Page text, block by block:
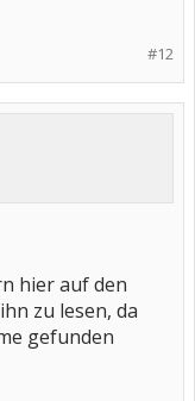
#12
hier auf den
zu lesen, da
gefunden